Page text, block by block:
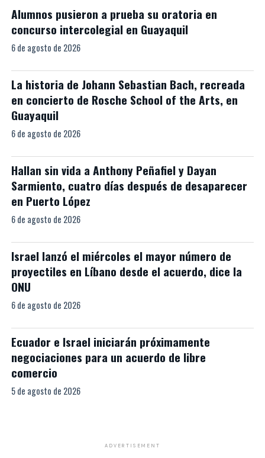
Alumnos pusieron a prueba su oratoria en
concurso intercolegial en Guayaquil
6 de agosto de 2026
La historia de Johann Sebastian Bach, recreada
en concierto de Rosche School of the Arts, en
Guayaquil
6 de agosto de 2026
Hallan sin vida a Anthony Peñafiel y Dayan
Sarmiento, cuatro días después de desaparecer
en Puerto López
6 de agosto de 2026
Israel lanzó el miércoles el mayor número de
proyectiles en Líbano desde el acuerdo, dice la
ONU
6 de agosto de 2026
Ecuador e Israel iniciarán próximamente
negociaciones para un acuerdo de libre
comercio
5 de agosto de 2026
ADVERTISEMENT